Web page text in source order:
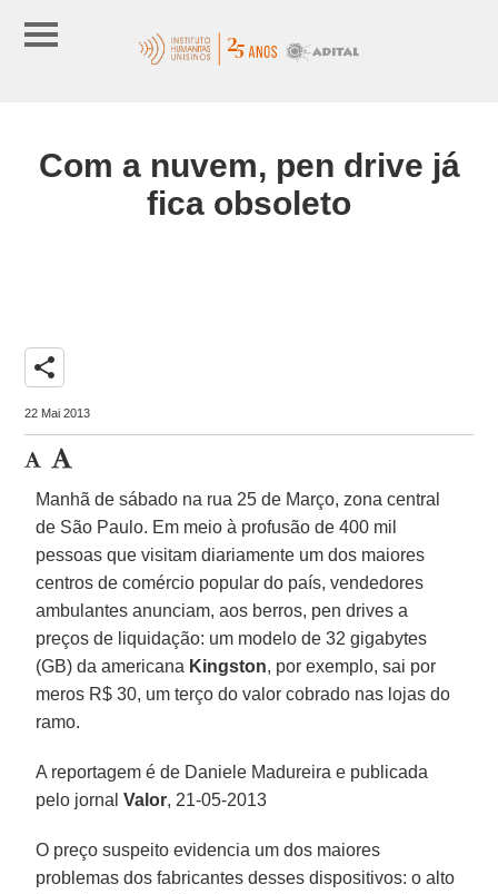
Com a nuvem, pen drive já
fica obsoleto
share
22 Mai 2013
Manhã de sábado na rua 25 de Março, zona central
de São Paulo. Em meio à profusão de 400 mil
pessoas que visitam diariamente um dos maiores
centros de comércio popular do país, vendedores
ambulantes anunciam, aos berros, pen drives a
preços de liquidação: um modelo de 32 gigabytes
(GB) da americana Kingston, por exemplo, sai por
meros R$ 30, um terço do valor cobrado nas lojas do
ramo.
A reportagem é de Daniele Madureira e publicada
pelo jornalValor, 21-05-2013
O preço suspeito evidencia um dos maiores
problemas dos fabricantes desses dispositivos: o alto